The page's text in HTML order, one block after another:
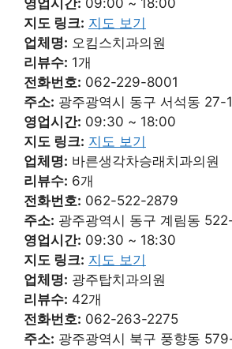
영업시간: 09:00 ~ 18:00
지도 링크: 지도 보기
업체명: 오킴스치과의원
리뷰수: 1개
전화번호: 062-229-8001
주소: 광주광역시 동구 서석동 27-
영업시간: 09:30 ~ 18:00
지도 링크: 지도 보기
업체명: 바른생각차승래치과의원
리뷰수: 6개
전화번호: 062-522-2879
주소: 광주광역시 동구 계림동
영업시간: 09:30 ~ 18:30
지도 링크: 지도 보기
업체명: 광주탑치과의원
리뷰수: 42개
전화번호: 062-263-2275
주소: 광주광역시 북구 풍향동